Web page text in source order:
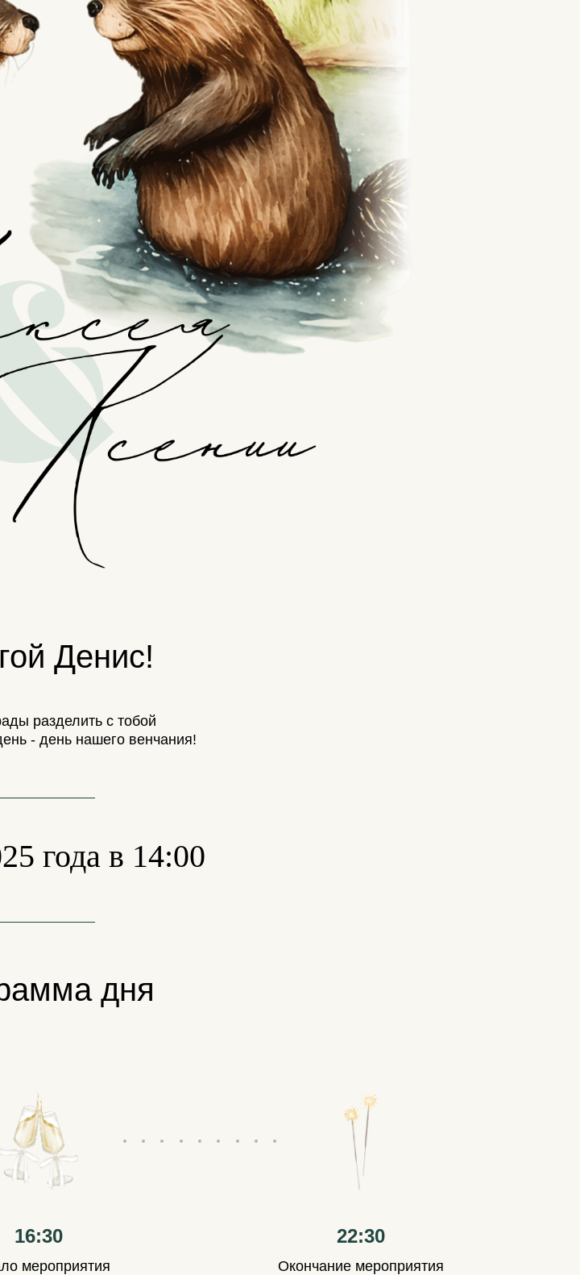
Денис!
разделить с тобой
- день нашего венчания!
года в 14:00
дня
16:30
мероприятия
22:30
Окончание мероприятия